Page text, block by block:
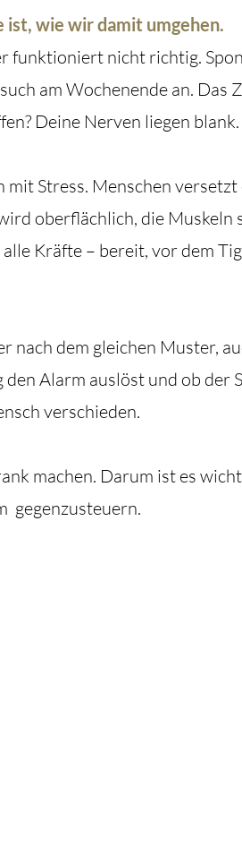
ist, wie wir damit umgehen.
funktioniert nicht richtig.
am Wochenende an. Das
Deine Nerven liegen
Stress. Menschen
oberflächlich, die Muskeln
Kräfte – bereit, vor dem
dem gleichen Muster,
Alarm auslöst und ob der
verschieden.
machen. Darum ist es
gegenzusteuern.